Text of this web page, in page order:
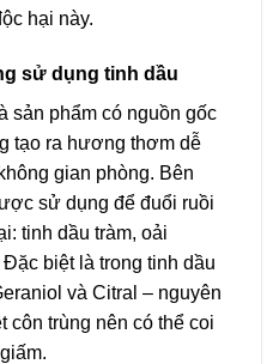
hại này.
sử dụng tinh dầu
sản phẩm có nguồn gốc
tạo ra hương thơm dễ
gian phòng. Bên
sử dụng để đuổi ruồi
tinh dầu tràm, oải
biệt là trong tinh dầu
và Citral – nguyên
côn trùng nên có thể coi